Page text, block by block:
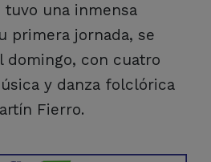
tuvo una inmensa
primera jornada, se
domingo, con cuatro
y danza folclórica
Fierro.